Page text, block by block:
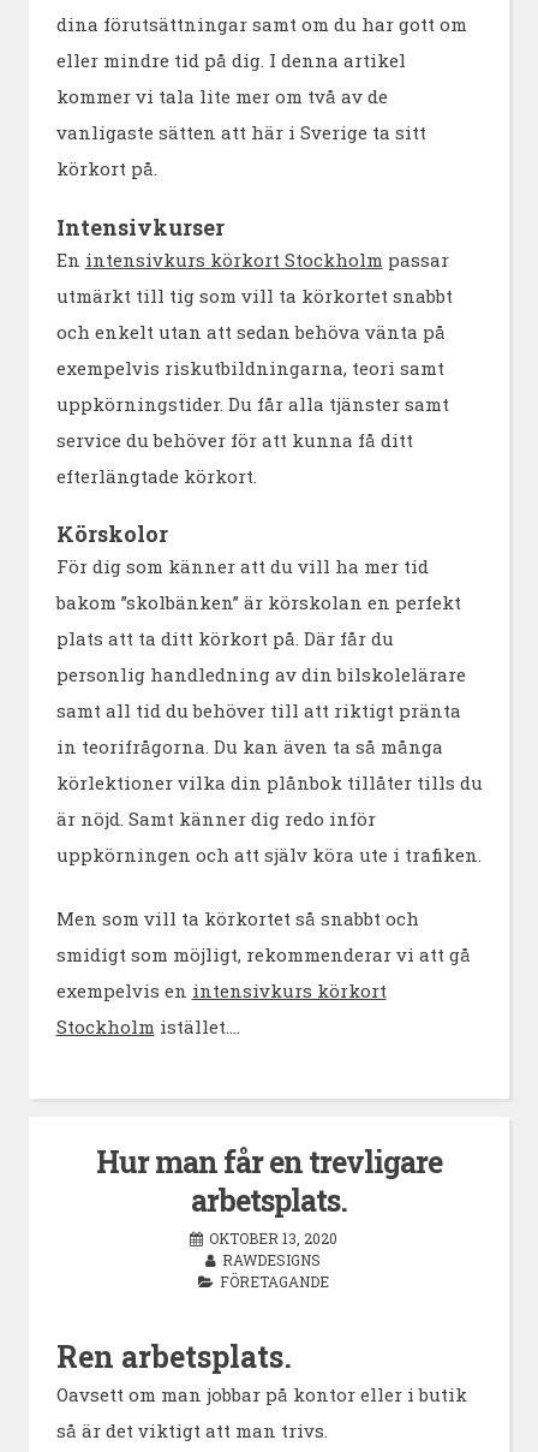
dina förutsättningar samt om du har gott om
eller mindre tid på dig. I denna artikel
kommer vi tala lite mer om två av de
vanligaste sätten att här i Sverige ta sitt
körkort på.
Intensivkurser
En intensivkurs körkort Stockholm passar
utmärkt till tig som vill ta körkortet snabbt
och enkelt utan att sedan behöva vänta på
exempelvis riskutbildningarna, teori samt
uppkörningstider. Du får alla tjänster samt
service du behöver för att kunna få ditt
efterlängtade körkort.
Körskolor
För dig som känner att du vill ha mer tid
bakom ”skolbänken” är körskolan en perfekt
plats att ta ditt körkort på. Där får du
personlig handledning av din bilskolelärare
samt all tid du behöver till att riktigt pränta
in teorifrågorna. Du kan även ta så många
körlektioner vilka din plånbok tillåter tills du
är nöjd. Samt känner dig redo inför
uppkörningen och att själv köra ute i trafiken.
Men som vill ta körkortet så snabbt och
smidigt som möjligt, rekommenderar vi att gå
exempelvis en intensivkurs körkort
Stockholm istället.…
Hur man får en trevligare
arbetsplats.
OKTOBER 13, 2020
RAWDESIGNS
FÖRETAGANDE
Ren arbetsplats.
Oavsett om man jobbar på kontor eller i butik
så är det viktigt att man trivs.